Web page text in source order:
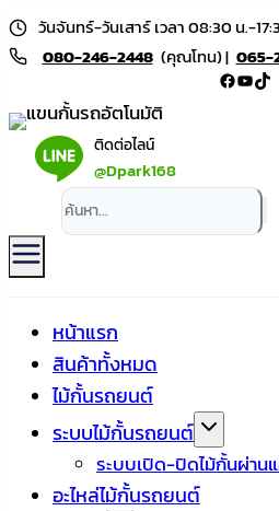
Skip
to
วันจันทร์-วันเสาร์ เวลา 08:30 น.-
080-246-2448 (คุณโทน) | 065-
Facebook
ติดต่อไลน์
@Dpark168
หน้าแรก
สินค้าทั้งหมด
ไม้กั้นรถยนต์
ระบบไม้กั้นรถยนต์
ระบบเปิด-ปิดไม้กั้นผ่าน
อะไหล่ไม้กั้นรถยนต์